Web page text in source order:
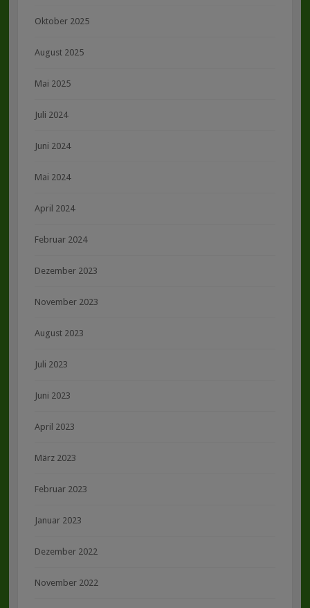
Oktober 2025
August 2025
Mai 2025
Juli 2024
Juni 2024
Mai 2024
April 2024
Februar 2024
Dezember 2023
November 2023
August 2023
Juli 2023
Juni 2023
April 2023
März 2023
Februar 2023
Januar 2023
Dezember 2022
November 2022